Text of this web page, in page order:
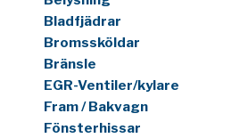
Bladfjädrar
Bromssköldar
Bränsle
EGR-Ventiler/kylare
Fram / Bakvagn
Fönsterhissar